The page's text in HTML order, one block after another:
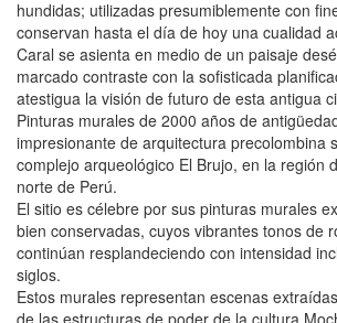
hundidas; utilizadas presumiblemente con
conservan hasta el día de hoy una cualidad
Caral se asienta en medio de un paisaje
marcado contraste con la sofisticada
atestigua la visión de futuro de esta antigua
Pinturas murales de 2000 años de
impresionante de arquitectura precolombina
complejo arqueológico El Brujo, en la región
norte de Perú.
El sitio es célebre por sus pinturas murales
bien conservadas, cuyos vibrantes tonos de
continúan resplandeciendo con intensidad
siglos.
Estos murales representan escenas
de las estructuras de poder de la cultura